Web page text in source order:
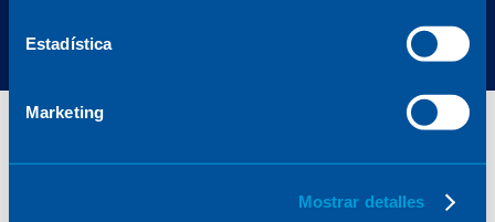
Estadística
Marketing
Mostrar detalles